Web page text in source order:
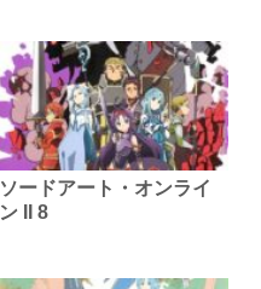
ソードアート・オンライ
ン II 8